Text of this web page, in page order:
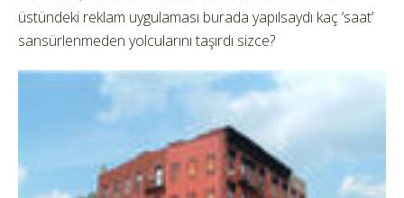
üstündeki reklam uygulaması burada yapılsaydı kaç ‘saat’
sansürlenmeden yolcularını taşırdı sizce?